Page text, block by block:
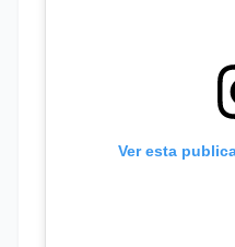
Ver esta